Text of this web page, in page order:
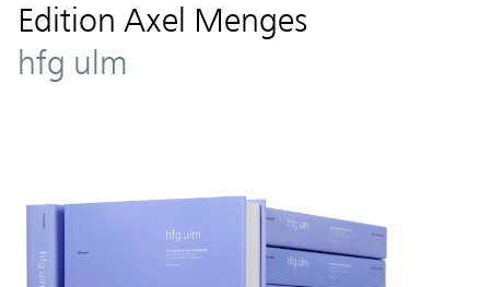
Edition Axel Menges
hfg ulm